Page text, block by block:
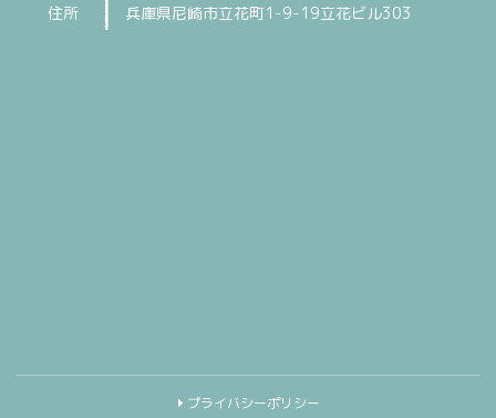
住所
兵庫県尼崎市立花町1-9-19立花ビル303
プライバシーポリシー